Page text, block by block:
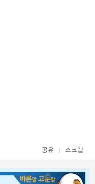
공유 스크랩